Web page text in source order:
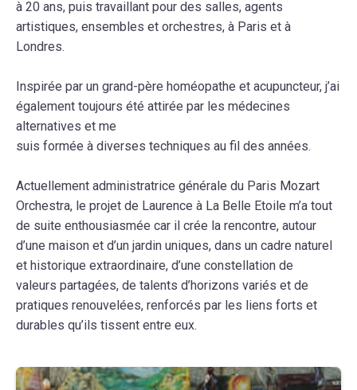
à 20 ans, puis travaillant pour des salles, agents
artistiques, ensembles et orchestres, à Paris et à
Londres.
Inspirée par un grand-père homéopathe et acupuncteur, j’ai
également toujours été attirée par les médecines
alternatives et me
suis formée à diverses techniques au fil des années.
Actuellement administratrice générale du Paris Mozart
Orchestra, le projet de Laurence à La Belle Etoile m’a tout
de suite enthousiasmée car il crée la rencontre, autour
d’une maison et d’un jardin uniques, dans un cadre naturel
et historique extraordinaire, d’une constellation de
valeurs partagées, de talents d’horizons variés et de
pratiques renouvelées, renforcés par les liens forts et
durables qu’ils tissent entre eux.